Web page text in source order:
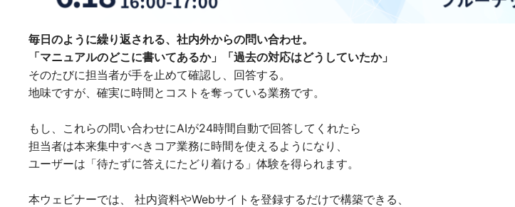
毎日のように繰り返される、社内外からの問い合わせ。
「マニュアルのどこに書いてあるか」「過去の対応はどうしていたか」
そのたびに担当者が手を止めて確認し、回答する。
地味ですが、確実に時間とコストを奪っている業務です。
もし、これらの問い合わせにAIが24時間自動で回答してくれたら
担当者は本来集中すべきコア業務に時間を使えるようになり、
ユーザーは「待たずに答えにたどり着ける」体験を得られます。
本ウェビナーでは、 社内資料やWebサイトを登録するだけで構築できる、